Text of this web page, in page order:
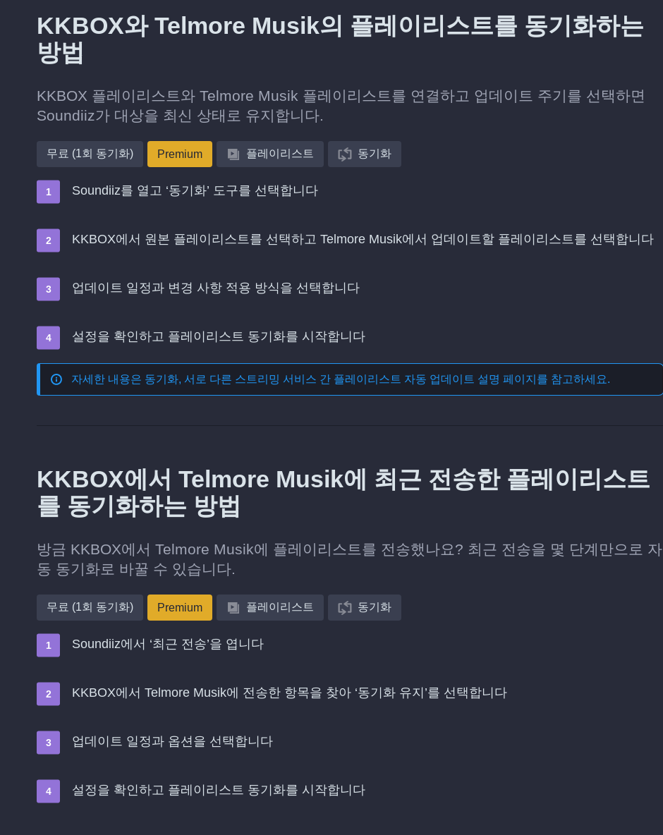
KKBOX와 Telmore Musik의 플레이리스트를 동기화하는
방법
KKBOX 플레이리스트와 Telmore Musik 플레이리스트를 연결하고 업데이트 주기를 선택하면
Soundiiz가 대상을 최신 상태로 유지합니다.
무료 (1회 동기화) Premium 플레이리스트 동기화
Soundiiz를 열고 ‘동기화’ 도구를 선택합니다
KKBOX에서 원본 플레이리스트를 선택하고 Telmore Musik에서 업데이트할 플레이리스트를 선택합니다
업데이트 일정과 변경 사항 적용 방식을 선택합니다
설정을 확인하고 플레이리스트 동기화를 시작합니다
자세한 내용은 동기화, 서로 다른 스트리밍 서비스 간 플레이리스트 자동 업데이트 설명 페이지를 참고하세요.
KKBOX에서 Telmore Musik에 최근 전송한 플레이리스트
를 동기화하는 방법
방금 KKBOX에서 Telmore Musik에 플레이리스트를 전송했나요? 최근 전송을 몇 단계만으로 자
동 동기화로 바꿀 수 있습니다.
무료 (1회 동기화) Premium 플레이리스트 동기화
Soundiiz에서 ‘최근 전송’을 엽니다
KKBOX에서 Telmore Musik에 전송한 항목을 찾아 ‘동기화 유지’를 선택합니다
업데이트 일정과 옵션을 선택합니다
설정을 확인하고 플레이리스트 동기화를 시작합니다